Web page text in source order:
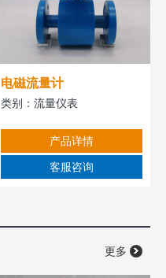
电磁流量计
类别：流量仪表
产品详情
客服咨询
更多